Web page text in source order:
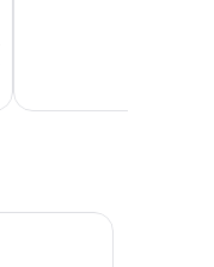
xét